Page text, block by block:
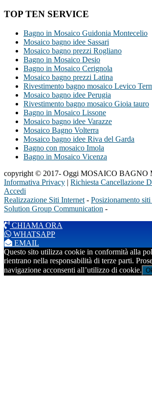
TOP TEN SERVICE
Bagno in Mosaico Guidonia Montecelio
Mosaico bagno idee Sassari
Mosaico bagno prezzi Rogliano
Bagno in Mosaico Desio
Bagno in Mosaico Cerignola
Mosaico bagno prezzi Latina
Rivestimento bagno mosaico Levico
Mosaico bagno idee Perugia
Rivestimento bagno mosaico Gioia tauro
Bagno in Mosaico Lissone
Mosaico bagno idee Varazze
Mosaico Bagno Volterra
Mosaico bagno idee Riva del Garda
Bagno con mosaico Imola
Bagno in Mosaico Vicenza
copyright © 2017- Oggi MOSAICO BAGNO
Informativa Privacy | Richiesta Cancellazione
Accedi
Realizzazione Siti Internet - Posizionamento
Solution Group Communication -
CHIAMA ORA
WHATSAPP
EMAIL
Questo sito utilizza cookie in conformità alla
rientrano nella responsabilità di terze parti.
navigazione acconsenti all’utilizzo di cookie.